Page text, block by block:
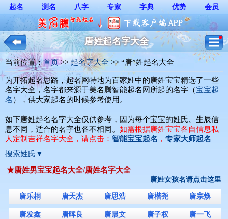
起名 测名 八字 专家 字典 优势 会员
唐姓起名字大全
当前位置：首页>> 起名字大全>> “唐”姓起名大全
为开拓起名思路，起名网特地为百家姓中的唐姓宝宝精选了一些
名字大全，名字都来源于美名腾智能起名网所起的名字（宝宝起
名 ），供大家起名的时候参考使用。
如下唐姓起名名字大全仅供参考，因为每个宝宝的姓氏、生辰信
息不同，适合的名字也各不相同。 如需根据唐姓宝宝各自信息私
人定制吉祥名字大全，请点击： 智能宝宝起名 ， 专家大师起名
搜索姓氏▼
★唐姓男宝宝起名大全/唐姓名字大全
唐姓女孩名请点击这里
唐乐桐 唐天杰 唐思浩 唐楷尧 唐宗焕
唐发鑫 唐晖良 唐晨文 唐子权 唐一飞